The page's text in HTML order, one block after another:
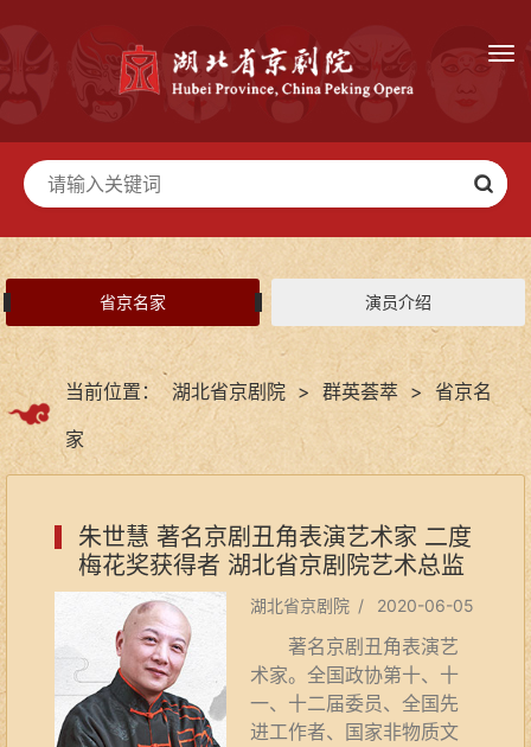
省京名家 演员介绍
当前位置： 湖北省京剧院 > 群英荟萃 > 省京名
家
朱世慧 著名京剧丑角表演艺术家 二度
梅花奖获得者 湖北省京剧院艺术总监
湖北省京剧院 / 2020-06-05
著名京剧丑角表演艺
术家。全国政协第十、十
一、十二届委员、全国先
进工作者、国家非物质文